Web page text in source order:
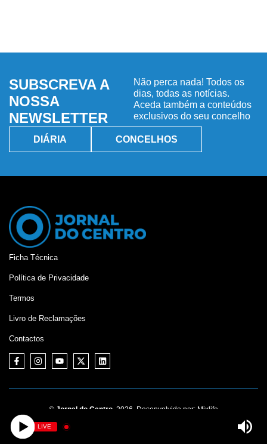
SUBSCREVA A
NOSSA
NEWSLETTER
Não perca nada! Todos os
dias, todas as notícias.
Aceda também a conteúdos
exclusivos do seu concelho
DIÁRIA CONCELHOS
Ficha Técnica
Política de Privacidade
Termos
Livro de Reclamações
Contactos
© Jornal do Centro, 2026. Desenvolvido por: Mixlife
LIVE